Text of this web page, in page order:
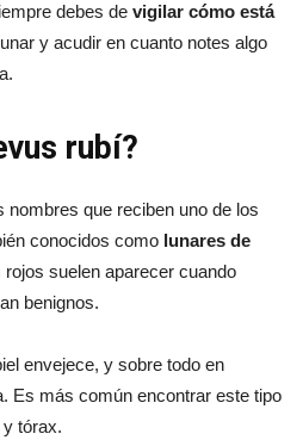
debes de vigilar cómo está
y acudir en cuanto notes algo
rubí?
nombres que reciben uno de los
conocidos como lunares de
rojos suelen aparecer cuando
benignos.
envejece, y sobre todo en
Es más común encontrar este tipo
tórax.